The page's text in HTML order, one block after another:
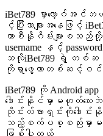
iBet789 မှာလော့ဂ်အ
င့်ပြီးသာများအနေဖြင့်
ကာစီနိုဂိမ်းများစသည်
username နှင့်
သလိုiBet789 ရဲ့ တစ်ဆင့်ခံစ
ကိုရှာဖွေကာတစ်ဆင့်ဝင်
iBet789 ကို Android
ဒေါင်းနိုင်မှာမဟုတ်သေး
ဘိုင်းလ်ဗားရှင်းကိုဒေ
သည့်စက်ပစ္စည်းမှာမ